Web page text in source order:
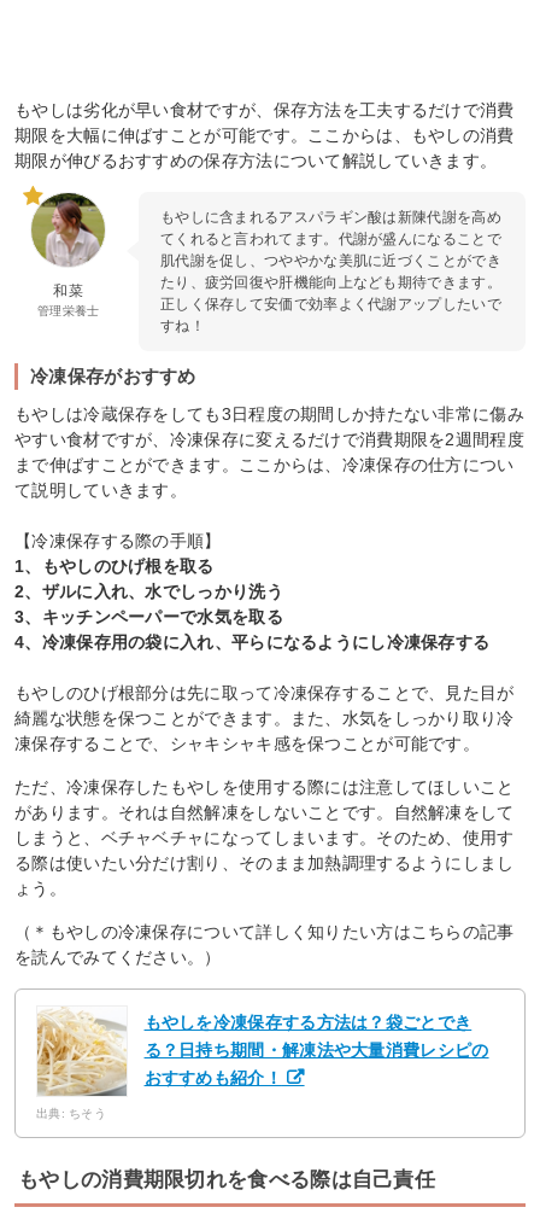
もやしは劣化が早い食材ですが、保存方法を工夫するだけで消費
期限を大幅に伸ばすことが可能です。ここからは、もやしの消費
期限が伸びるおすすめの保存方法について解説していきます。
和菜
管理栄養士
もやしに含まれるアスパラギン酸は新陳代謝を高め
てくれると言われてます。代謝が盛んになることで
肌代謝を促し、つややかな美肌に近づくことができ
たり、疲労回復や肝機能向上なども期待できます。
正しく保存して安価で効率よく代謝アップしたいで
すね！
冷凍保存がおすすめ
もやしは冷蔵保存をしても3日程度の期間しか持たない非常に傷み
やすい食材ですが、冷凍保存に変えるだけで消費期限を2週間程度
まで伸ばすことができます。ここからは、冷凍保存の仕方につい
て説明していきます。
【冷凍保存する際の手順】
1、もやしのひげ根を取る
2、ザルに入れ、水でしっかり洗う
3、キッチンペーパーで水気を取る
4、冷凍保存用の袋に入れ、平らになるようにし冷凍保存する
もやしのひげ根部分は先に取って冷凍保存することで、見た目が
綺麗な状態を保つことができます。また、水気をしっかり取り冷
凍保存することで、シャキシャキ感を保つことが可能です。
ただ、冷凍保存したもやしを使用する際には注意してほしいこと
があります。それは自然解凍をしないことです。自然解凍をして
しまうと、ベチャベチャになってしまいます。そのため、使用す
る際は使いたい分だけ割り、そのまま加熱調理するようにしまし
ょう。
（＊もやしの冷凍保存について詳しく知りたい方はこちらの記事
を読んでみてください。）
もやしを冷凍保存する方法は？袋ごとでき
る？日持ち期間・解凍法や大量消費レシピの
おすすめも紹介！
出典: ちそう
もやしの消費期限切れを食べる際は自己責任